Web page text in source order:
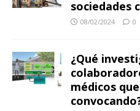
sociedades
08/02/2024 0
¿Qué
médicos